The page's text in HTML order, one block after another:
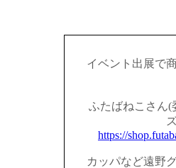
イベント出展で
ふたばねこさん(
https://
カッパなど遠野